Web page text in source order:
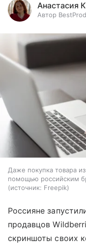
Анастасия
Автор
Даже покупка товара
помощью российским
источник: Freepik
Россияне
продавцов
скриншоты своих